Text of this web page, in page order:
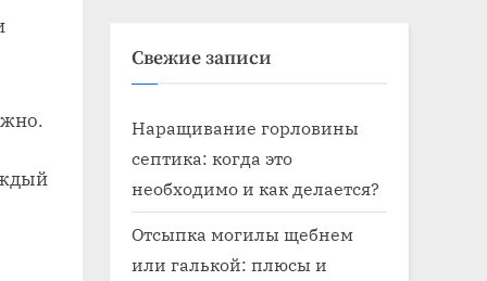
Свежие записи
Наращивание горловины
септика: когда это
необходимо и как делается?
Отсыпка могилы щебнем
или галькой: плюсы и